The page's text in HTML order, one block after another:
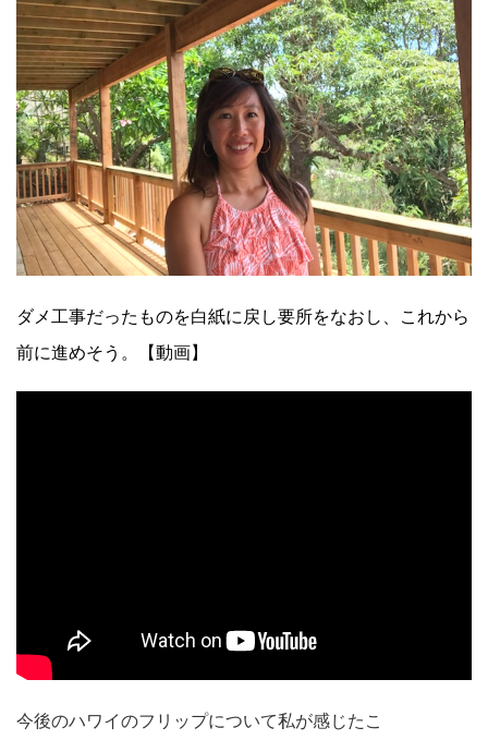
ダメ工事だったものを白紙に戻し要所をなおし、これから
前に進めそう。【動画】
今後のハワイのフリップについて私が感じたこ